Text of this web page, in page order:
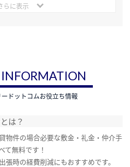
らに表示
INFORMATION
ドットコムお役立ち情報
は？
物件の場合必要な敷金・礼金・仲介手
て無料です！
張時の経費削減にもおすすめです。